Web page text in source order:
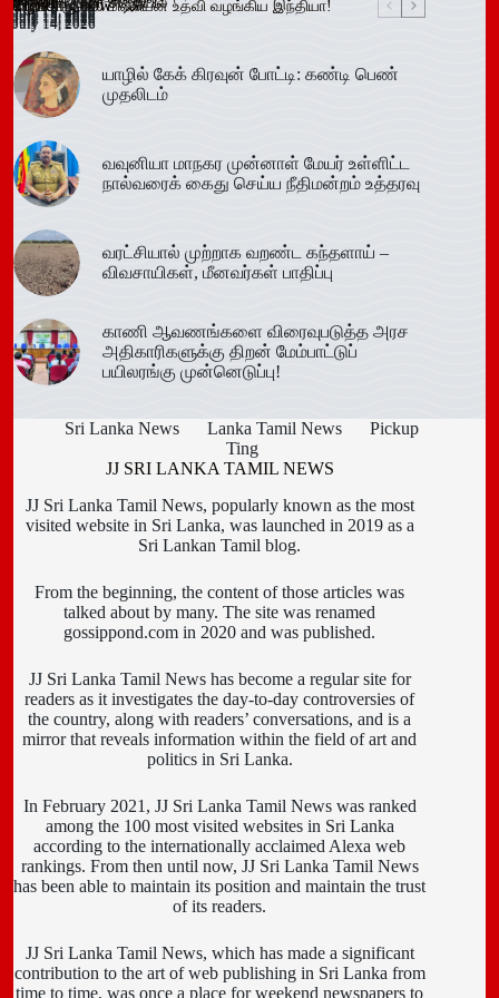
July 16, 2026
July 15, 2026
July 15, 2026
July 15, 2026
July 15, 2026
July 15, 2026
July 15, 2026
July 15, 2026
July 14, 2026
விழா!
July 14, 2026
வழங்க ரூ.600 மில்லியன் உதவி வழங்கிய இந்தியா!
July 14, 2026
Trending now
யாழில் கேக் கிரவுன் போட்டி: கண்டி பெண்
முதலிடம்
வவுனியா மாநகர முன்னாள் மேயர் உள்ளிட்ட
நால்வரைக் கைது செய்ய நீதிமன்றம் உத்தரவு
வரட்சியால் முற்றாக வறண்ட கந்தளாய் –
விவசாயிகள், மீனவர்கள் பாதிப்பு
காணி ஆவணங்களை விரைவுபடுத்த அரச
அதிகாரிகளுக்கு திறன் மேம்பாட்டுப்
பயிலரங்கு முன்னெடுப்பு!
Sri Lanka News Lanka Tamil News
Pickup
Ting
JJ SRI LANKA TAMIL NEWS
JJ Sri Lanka Tamil News, popularly known as the most
visited website in Sri Lanka, was launched in 2019 as a
Sri Lankan Tamil blog.
From the beginning, the content of those articles was
talked about by many. The site was renamed
gossippond.com in 2020 and was published.
JJ Sri Lanka Tamil News has become a regular site for
readers as it investigates the day-to-day controversies of
the country, along with readers’ conversations, and is a
mirror that reveals information within the field of art and
politics in Sri Lanka.
In February 2021, JJ Sri Lanka Tamil News was ranked
among the 100 most visited websites in Sri Lanka
according to the internationally acclaimed Alexa web
rankings. From then until now, JJ Sri Lanka Tamil News
has been able to maintain its position and maintain the trust
of its readers.
JJ Sri Lanka Tamil News, which has made a significant
contribution to the art of web publishing in Sri Lanka from
time to time, was once a place for weekend newspapers to